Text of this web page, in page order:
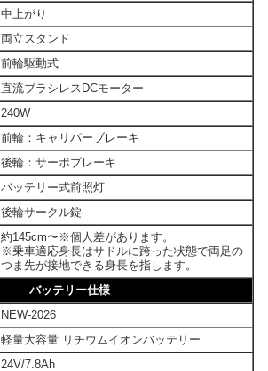
中上がり
両立スタンド
前輪駆動式
直流ブラシレスDCモーター
240W
前輪：キャリパーブレーキ
後輪：サーボブレーキ
バッテリー式前照灯
後輪サークル錠
約145cm〜※個人差があります。
※乗車適応身長はサドルに跨った状態で両足の
つま先が接地できる身長を指します。
バッテリー仕様
NEW-2026
軽量大容量 リチウムイオンバッテリー
24V/7.8Ah